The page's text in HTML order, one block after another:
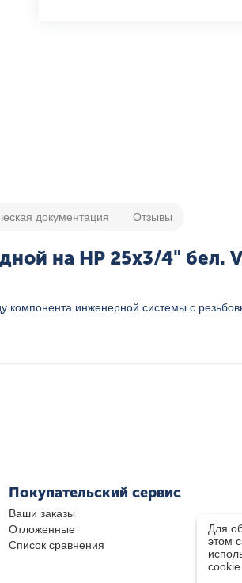
документация Отзывы
на НР 25x3/4" бел.
инженерной системы с
Покупательский сервис
Ваши заказы
Отложенные
Список сравнения
Для
этом